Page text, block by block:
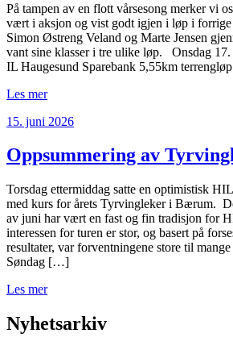
På tampen av en flott vårsesong merker vi
vært i aksjon og vist godt igjen i løp i forrige
Simon Østreng Veland og Marte Jensen
vant sine klasser i tre ulike løp. Onsdag
IL Haugesund Sparebank 5,55km
Les mer
15. juni 2026
Oppsummering av
Torsdag ettermiddag satte en optimistisk
med kurs for årets Tyrvingleker i Bærum.
av juni har vært en fast og fin tradisjon for
interessen for turen er stor, og basert på
resultater, var forventningene store til mange
Søndag […]
Les mer
Nyhetsarkiv